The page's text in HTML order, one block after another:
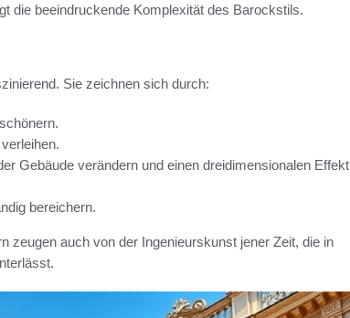
die beeindruckende Komplexität des Barockstils.
Sie zeichnen sich durch:
Gebäude verändern und einen dreidimensionalen Effekt
bereichern.
zeugen auch von der Ingenieurskunst jener Zeit, die in